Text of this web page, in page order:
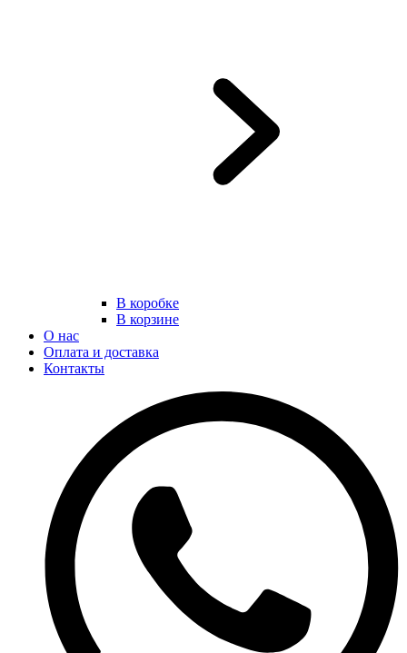
В коробке
В корзине
О нас
Оплата и доставка
Контакты